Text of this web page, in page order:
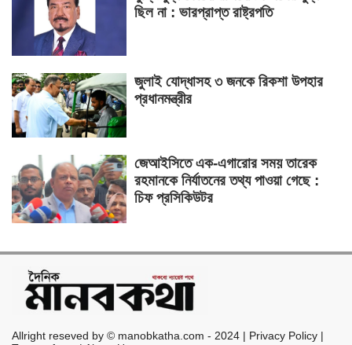
ছিল না : ভারপ্রাপ্ত রাষ্ট্রপতি
জুলাই যোদ্ধাসহ ৩ জনকে রিকশা উপহার
প্রধানমন্ত্রীর
জেআইসিতে এক-এগারোর সময় তারেক
রহমানকে নির্যাতনের তথ্য পাওয়া গেছে :
চিফ প্রসিকিউটর
Allright reseved by © manobkatha.com - 2024 | Privacy Policy |